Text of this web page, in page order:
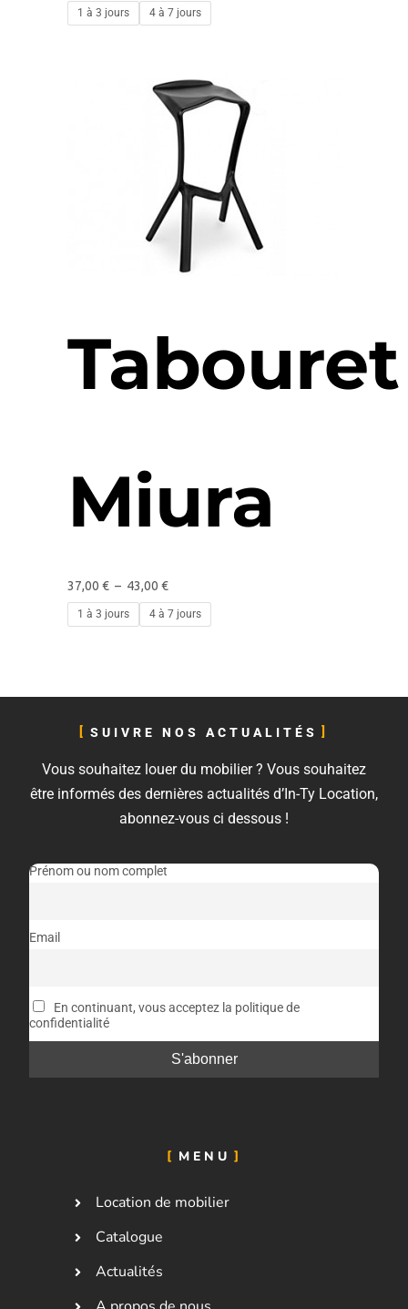
1 à 3 jours 4 à 7 jours
Tabouret
Miura
37,00 € – 43,00 €
1 à 3 jours 4 à 7 jours
SUIVRE NOS ACTUALITÉS
Vous souhaitez louer du mobilier ? Vous souhaitez
être informés des dernières actualités d’In-Ty Location,
abonnez-vous ci dessous !
Prénom ou nom complet
Email
En continuant, vous acceptez la politique de
confidentialité
MENU
Location de mobilier
Catalogue
Actualités